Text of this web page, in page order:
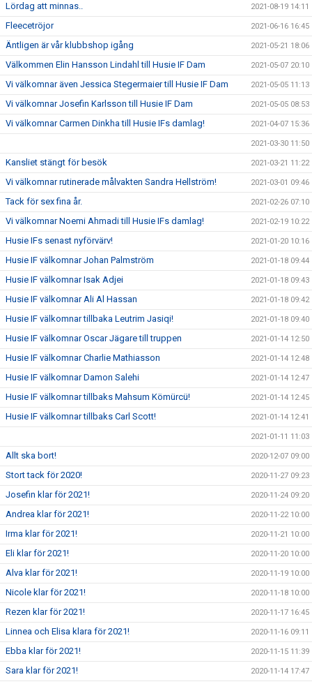
Lördag att minnas.. 2021-08-19 14:11
Fleecetröjor 2021-06-16 16:45
Äntligen är vår klubbshop igång 2021-05-21 18:06
Välkommen Elin Hansson Lindahl till Husie IF Dam 2021-05-07 20:10
Vi välkomnar även Jessica Stegermaier till Husie IF Dam 2021-05-05 11:13
Vi välkomnar Josefin Karlsson till Husie IF Dam 2021-05-05 08:53
Vi välkomnar Carmen Dinkha till Husie IFs damlag! 2021-04-07 15:36
2021-03-30 11:50
Kansliet stängt för besök 2021-03-21 11:22
Vi välkomnar rutinerade målvakten Sandra Hellström! 2021-03-01 09:46
Tack för sex fina år. 2021-02-26 07:10
Vi välkomnar Noemi Ahmadi till Husie IFs damlag! 2021-02-19 10:22
Husie IFs senast nyförvärv! 2021-01-20 10:16
Husie IF välkomnar Johan Palmström 2021-01-18 09:44
Husie IF välkomnar Isak Adjei 2021-01-18 09:43
Husie IF välkomnar Ali Al Hassan 2021-01-18 09:42
Husie IF välkomnar tillbaka Leutrim Jasiqi! 2021-01-18 09:40
Husie IF välkomnar Oscar Jägare till truppen 2021-01-14 12:50
Husie IF välkomnar Charlie Mathiasson 2021-01-14 12:48
Husie IF välkomnar Damon Salehi 2021-01-14 12:47
Husie IF välkomnar tillbaks Mahsum Kömürcü! 2021-01-14 12:45
Husie IF välkomnar tillbaks Carl Scott! 2021-01-14 12:41
2021-01-11 11:03
Allt ska bort! 2020-12-07 09:00
Stort tack för 2020! 2020-11-27 09:23
Josefin klar för 2021! 2020-11-24 09:20
Andrea klar för 2021! 2020-11-22 10:00
Irma klar för 2021! 2020-11-21 10:00
Eli klar för 2021! 2020-11-20 10:00
Alva klar för 2021! 2020-11-19 10:00
Nicole klar för 2021! 2020-11-18 10:00
Rezen klar för 2021! 2020-11-17 16:45
Linnea och Elisa klara för 2021! 2020-11-16 09:11
Ebba klar för 2021! 2020-11-15 11:39
Sara klar för 2021! 2020-11-14 17:47